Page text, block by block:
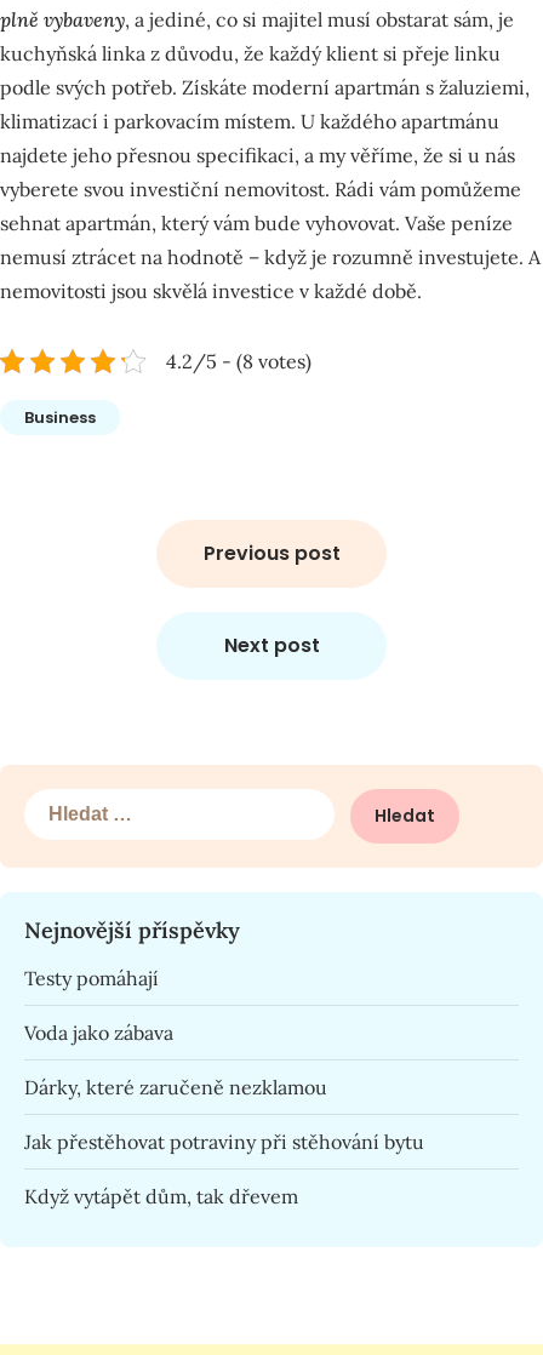
plně vybaveny, a jediné, co si majitel musí obstarat sám, je
kuchyňská linka z důvodu, že každý klient si přeje linku
podle svých potřeb. Získáte moderní apartmán s žaluziemi,
klimatizací i parkovacím místem. U každého apartmánu
najdete jeho přesnou specifikaci, a my věříme, že si u nás
vyberete svou investiční nemovitost. Rádi vám pomůžeme
sehnat apartmán, který vám bude vyhovovat. Vaše peníze
nemusí ztrácet na hodnotě – když je rozumně investujete. A
nemovitosti jsou skvělá investice v každé době.
4.2/5 - (8 votes)
Business
Previous post
Next post
Vyhledávání
Nejnovější příspěvky
Testy pomáhají
Voda jako zábava
Dárky, které zaručeně nezklamou
Jak přestěhovat potraviny při stěhování bytu
Když vytápět dům, tak dřevem